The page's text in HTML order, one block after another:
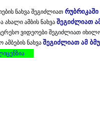
ნახვა შეგიძლიათ
ახალი ამბის ნახვა შეგიძლიათ
ვიდეოები შეგიძლიათ
ნახვა შეგიძლიათ ამ